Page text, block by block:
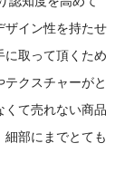
ザイン性を持たせ
に取って頂くため
クスチャーがと
くて売れない商品
細部にまでとても